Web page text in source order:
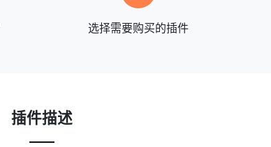
选择需要购买的插件
插件描述